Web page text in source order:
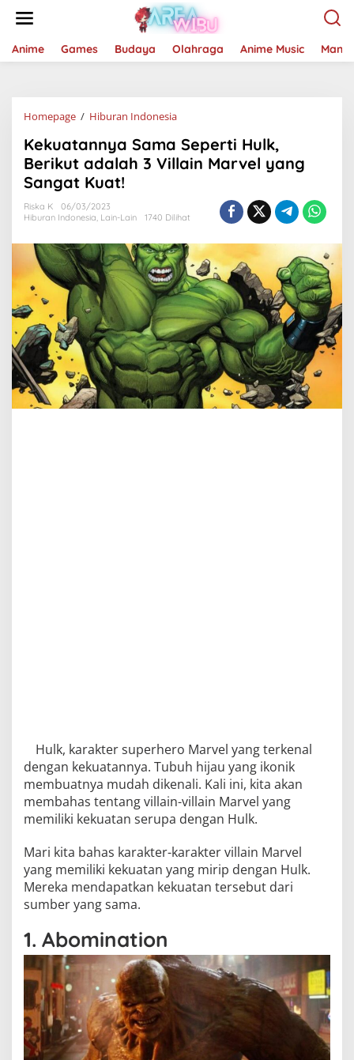
Anime Games Budaya Olahraga Anime Music
Homepage / Hiburan IndonesiaKekuatannya
Seperti
Hulk,
Berikut
Villain
yang
Sangat
Kuat!
Kekuatannya Sama Seperti Hulk,
Berikut adalah 3 Villain Marvel yang
Sangat Kuat!
Riska K
06/03/2023
Hiburan Indonesia, Lain-Lain 1740 Dilihat
Hulk, karakter superhero Marvel yang terkenal
dengan kekuatannya. Tubuh hijau yang ikonik
membuatnya mudah dikenali. Kali ini, kita akan
membahas tentang villain-villain Marvel yang
memiliki kekuatan serupa dengan Hulk.
Mari kita bahas karakter-karakter villain Marvel
yang memiliki kekuatan yang mirip dengan Hulk.
Mereka mendapatkan kekuatan tersebut dari
sumber yang sama.
1. Abomination